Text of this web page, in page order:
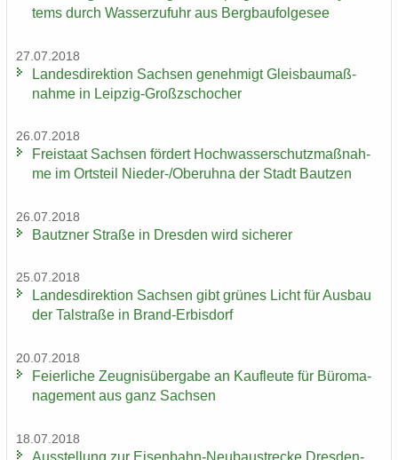
tems durch Was­ser­zu­fuhr aus Berg­bau­fol­ge­see
27.07.2018
Lan­des­di­rek­ti­on Sach­sen ge­neh­migt Gleis­bau­maß­
nah­me in Leipzig-​Großzschocher
26.07.2018
Frei­staat Sach­sen för­dert Hoch­was­ser­schutz­maß­nah­
me im Orts­teil Nieder-​/Ober­uh­na der Stadt Baut­zen
26.07.2018
Bautz­ner Stra­ße in Dres­den wird si­che­rer
25.07.2018
Lan­des­di­rek­ti­on Sach­sen gibt grü­nes Licht für Aus­bau
der Tal­stra­ße in Brand-​Erbisdorf
20.07.2018
Fei­er­li­che Zeug­nis­über­ga­be an Kauf­leu­te für Bü­ro­ma­
nage­ment aus ganz Sach­sen
18.07.2018
Aus­stel­lung zur Eisenbahn-​Neubaustrecke Dresden-​